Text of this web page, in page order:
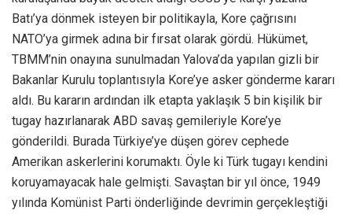
Batı’ya dönmek isteyen bir politikayla, Kore çağrısını
NATO’ya girmek adına bir fırsat olarak gördü. Hükümet,
TBMM’nin onayına sunulmadan Yalova’da yapılan gizli bir
Bakanlar Kurulu toplantısıyla Kore’ye asker gönderme kararı
aldı. Bu kararın ardından ilk etapta yaklaşık 5 bin kişilik bir
tugay hazırlanarak ABD savaş gemileriyle Kore’ye
gönderildi. Burada Türkiye’ye düşen görev cephede
Amerikan askerlerini korumaktı. Öyle ki Türk tugayı kendini
koruyamayacak hale gelmişti. Savaştan bir yıl önce, 1949
yılında Komünist Parti önderliğinde devrimin gerçekleştiği